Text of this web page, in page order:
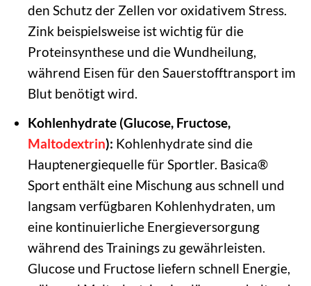
den Schutz der Zellen vor oxidativem Stress.
Zink beispielsweise ist wichtig für die
Proteinsynthese und die Wundheilung,
während Eisen für den Sauerstofftransport im
Blut benötigt wird.
Kohlenhydrate (Glucose, Fructose,
Maltodextrin): Kohlenhydrate sind die
Hauptenergiequelle für Sportler. Basica®
Sport enthält eine Mischung aus schnell und
langsam verfügbaren Kohlenhydraten, um
eine kontinuierliche Energieversorgung
während des Trainings zu gewährleisten.
Glucose und Fructose liefern schnell Energie,